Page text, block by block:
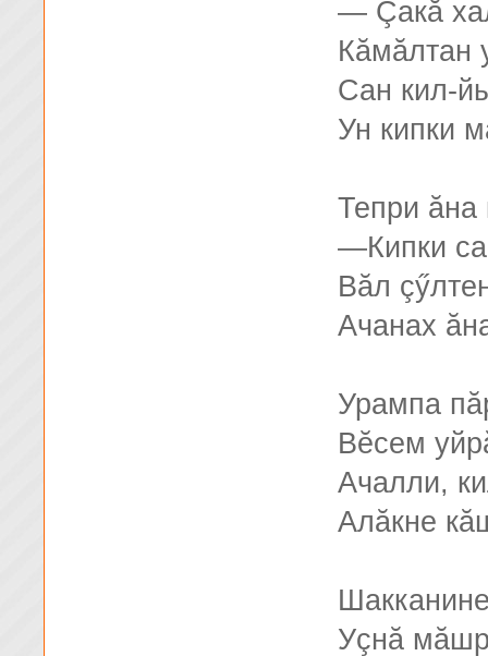
— Çакă
Кăмăлтан
Сан кил-
Ун кипки
Тепри ăна
—Кипки
Вăл
Ачанах
Урампа
Вĕсем
Ачалли,
Алăкне
Уçнă